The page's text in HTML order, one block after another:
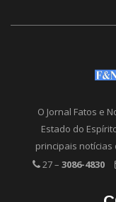
O Jornal Fatos e
Estado do
principais
27 – 3086-4830